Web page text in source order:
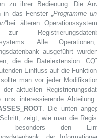
zu ihrer Bedienung. Die
in das Fenster „Programme
bei älteren
Alle
ausgeführt
die die Dateiextension
Einfluss auf die
sollte man vor jeder
der aktuellen
uns interessierende
. Die unten
zeigt, wie man die
besonders den